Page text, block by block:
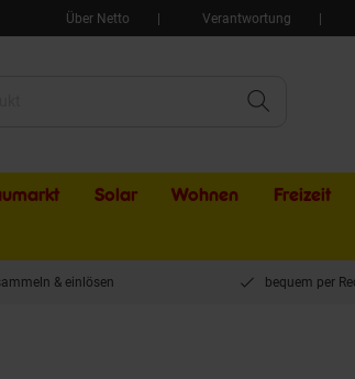
Über Netto Verantwortung
Solar Wohnen Freizeit
& einlösen bequem per